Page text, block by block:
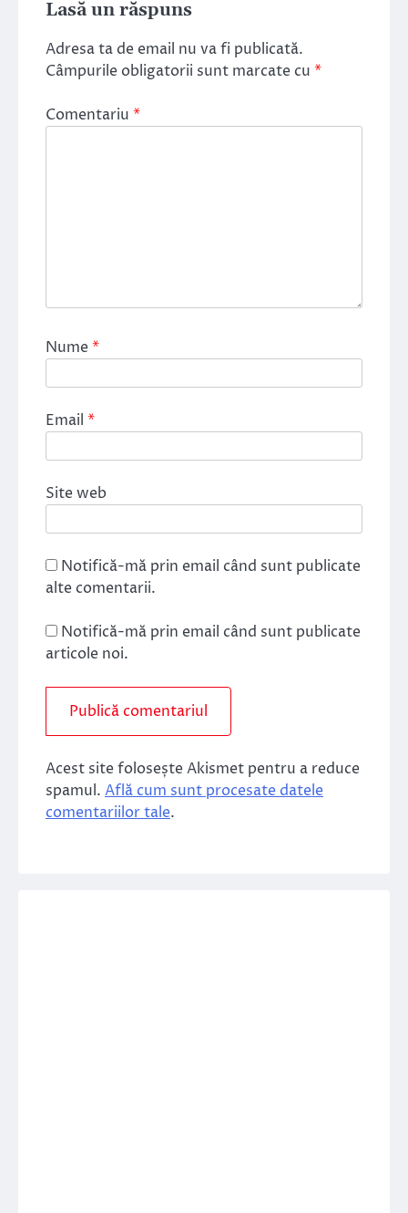
Lasă un răspuns
Adresa ta de email nu va fi publicată.
Câmpurile obligatorii sunt marcate cu *
Comentariu *
Nume*
Email *
Site web
Notifică-mă prin email când sunt publicate
alte comentarii.
Notifică-mă prin email când sunt publicate
articole noi.
Acest site folosește Akismet pentru a reduce
spamul. Află cum sunt procesate datele
comentariilor tale.